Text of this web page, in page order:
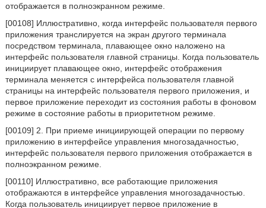
отображается в полноэкранном режиме.
[00108] Иллюстративно, когда интерфейс пользователя первого
приложения транслируется на экран другого терминала
посредством терминала, плавающее окно наложено на
интерфейс пользователя главной страницы. Когда пользователь
инициирует плавающее окно, интерфейс отображения
терминала меняется с интерфейса пользователя главной
страницы на интерфейс пользователя первого приложения, и
первое приложение переходит из состояния работы в фоновом
режиме в состояние работы в приоритетном режиме.
[00109] 2. При приеме инициирующей операции по первому
приложению в интерфейсе управления многозадачностью,
интерфейс пользователя первого приложения отображается в
полноэкранном режиме.
[00110] Иллюстративно, все работающие приложения
отображаются в интерфейсе управления многозадачностью.
Когда пользователь инициирует первое приложение в